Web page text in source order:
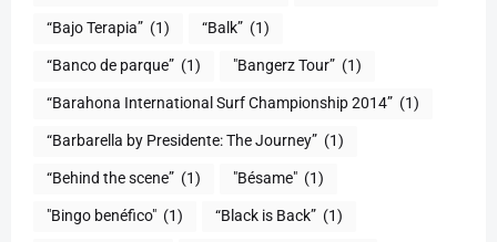
“Bajo Terapia” (1) “Balk” (1)
“Banco de parque” (1) "Bangerz Tour” (1)
“Barahona International Surf Championship 2014” (1)
“Barbarella by Presidente: The Journey” (1)
“Behind the scene” (1) "Bésame" (1)
"Bingo benéfico" (1) “Black is Back” (1)